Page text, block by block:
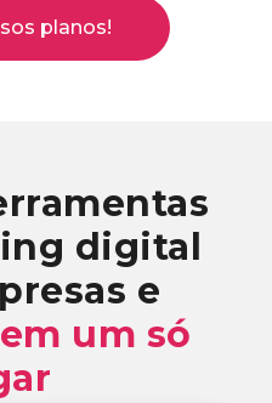
planos!
digital
e
um só